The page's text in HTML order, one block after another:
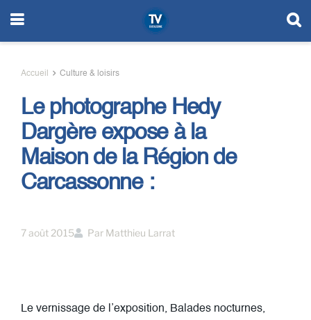
Accueil Culture & loisirs
Le photographe Hedy
Dargère expose à la
Maison de la Région de
Carcassonne :
7 août 2015 Par Matthieu Larrat
Le vernissage de l’exposition, Balades nocturnes,